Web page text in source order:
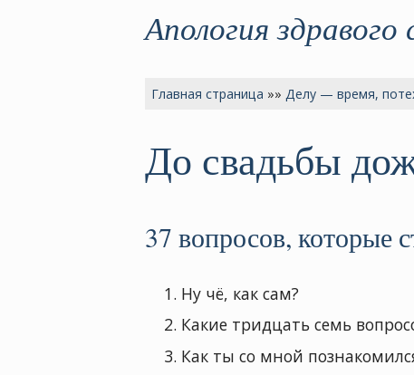
Апология здравого
Главная страница »» Делу — время,
До свадьбы
37 вопросов, которые
Ну чё, как сам?
Какие тридцать семь
Как ты со мной